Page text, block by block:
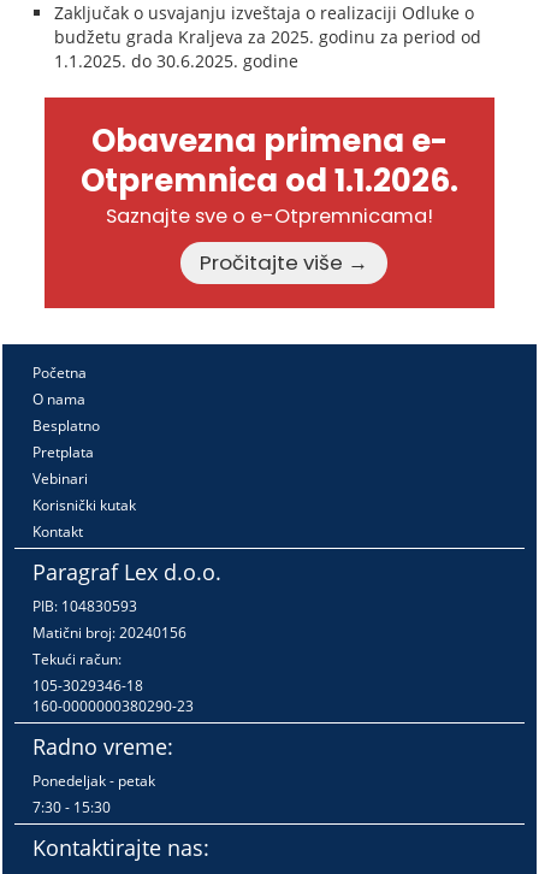
Zaključak o usvajanju izveštaja o realizaciji Odluke o
budžetu grada Kraljeva za 2025. godinu za period od
1.1.2025. do 30.6.2025. godine
Obavezna primena e-
Otpremnica od 1.1.2026.
Saznajte sve o e-Otpremnicama!
Pročitajte više →
Početna
O nama
Besplatno
Pretplata
Vebinari
Korisnički kutak
Kontakt
Paragraf Lex d.o.o.
PIB: 104830593
Matični broj: 20240156
Tekući račun:
105-3029346-18
160-0000000380290-23
Radno vreme:
Ponedeljak - petak
7:30 - 15:30
Kontaktirajte nas: